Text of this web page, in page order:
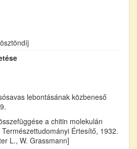
lebontásának közbeneső
a chitin molekulán
Értesítő, 1932.
L., W. Grassmann]